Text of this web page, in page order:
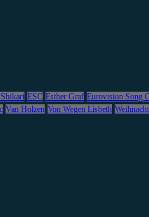
ESC Esther Graf Eurovision Song
Van Holzen Von Wegen Lisbeth